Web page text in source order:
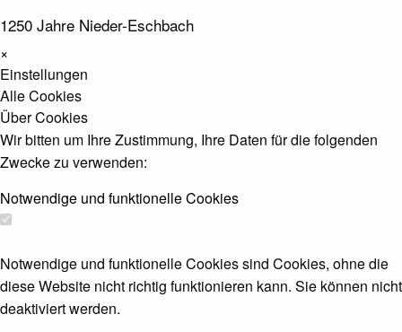
1250 Jahre Nieder-Eschbach
×
Einstellungen
Alle Cookies
Über Cookies
Wir bitten um Ihre Zustimmung, Ihre Daten für die folgenden
Zwecke zu verwenden:
Notwendige und funktionelle Cookies
Notwendige und funktionelle Cookies sind Cookies, ohne die
diese Website nicht richtig funktionieren kann. Sie können nicht
deaktiviert werden.